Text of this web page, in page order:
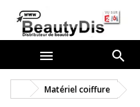
 
Matériel coiffure